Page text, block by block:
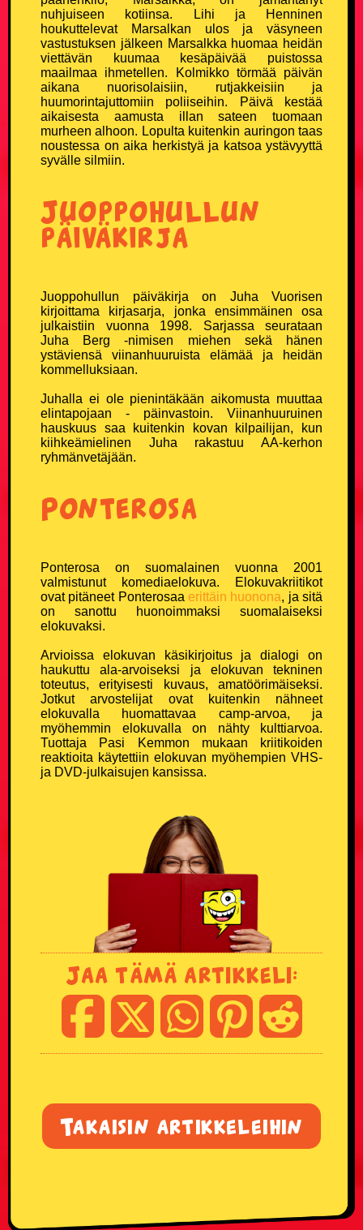
nuhjuiseen kotiinsa. Lihi ja Henninen
houkuttelevat Marsalkan ulos ja väsyneen
vastustuksen jälkeen Marsalkka huomaa heidän
viettävän kuumaa kesäpäivää puistossa
maailmaa ihmetellen. Kolmikko törmää päivän
aikana nuorisolaisiin, rutjakkeisiin ja
huumorintajuttomiin poliiseihin. Päivä kestää
aikaisesta aamusta illan sateen tuomaan
murheen alhoon. Lopulta kuitenkin auringon taas
noustessa on aika herkistyä ja katsoa ystävyyttä
syvälle silmiin.
Juoppohullun
päiväkirja
Juoppohullun päiväkirja on Juha Vuorisen
kirjoittama kirjasarja, jonka ensimmäinen osa
julkaistiin vuonna 1998. Sarjassa seurataan
Juha Berg -nimisen miehen sekä hänen
ystäviensä viinanhuuruista elämää ja heidän
kommelluksiaan.
Juhalla ei ole pienintäkään aikomusta muuttaa
elintapojaan - päinvastoin. Viinanhuuruinen
hauskuus saa kuitenkin kovan kilpailijan, kun
kiihkeämielinen Juha rakastuu AA-kerhon
ryhmänvetäjään.
Ponterosa
Ponterosa on suomalainen vuonna 2001
valmistunut komediaelokuva. Elokuvakriitikot
ovat pitäneet Ponterosaa erittäin huonona, ja sitä
on sanottu huonoimmaksi suomalaiseksi
elokuvaksi.
Arvioissa elokuvan käsikirjoitus ja dialogi on
haukuttu ala-arvoiseksi ja elokuvan tekninen
toteutus, erityisesti kuvaus, amatöörimäiseksi.
Jotkut arvostelijat ovat kuitenkin nähneet
elokuvalla huomattavaa camp-arvoa, ja
myöhemmin elokuvalla on nähty kulttiarvoa.
Tuottaja Pasi Kemmon mukaan kriitikoiden
reaktioita käytettiin elokuvan myöhempien VHS-
ja DVD-julkaisujen kansissa.
Jaa tämä artikkeli:
Takaisin artikkeleihin